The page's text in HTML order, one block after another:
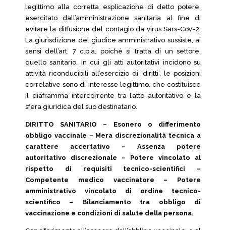
legittimo alla corretta esplicazione di detto potere,
esercitato dall’amministrazione sanitaria al fine di
evitare la diffusione del contagio da virus Sars-CoV-2.
La giurisdizione del giudice amministrativo sussiste, ai
sensi dell’art. 7 c.p.a. poiché si tratta di un settore,
quello sanitario, in cui gli atti autoritativi incidono su
attività riconducibili all’esercizio di ‘diritti’, le posizioni
correlative sono di interesse legittimo, che costituisce
il diaframma intercorrente tra l’atto autoritativo e la
sfera giuridica del suo destinatario.
DIRITTO SANITARIO – Esonero o differimento
obbligo vaccinale – Mera discrezionalità tecnica a
carattere accertativo – Assenza potere
autoritativo discrezionale – Potere vincolato al
rispetto di requisiti tecnico-scientifici –
Competente medico vaccinatore – Potere
amministrativo vincolato di ordine tecnico-
scientifico – Bilanciamento tra obbligo di
vaccinazione e condizioni di salute della persona.